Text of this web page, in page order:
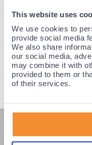
This website uses
We use cookies to
provide social media
We also share
our social media,
may combine it with
provided to them or
of their services.